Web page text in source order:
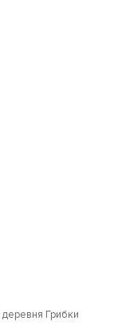
Грибки